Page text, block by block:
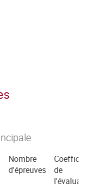
Nombre
d'épreuves
de